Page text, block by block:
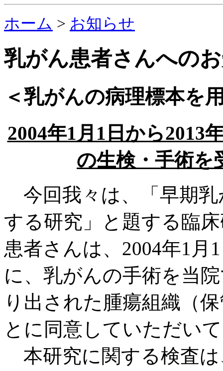
ホーム > お知らせ
乳がん患者さんへの
＜乳がんの病理標本を
2004年1月1日から2013
の生検・手術を
今回我々は、「早期乳
する研究」と題する臨
患者さんは、2004年1月
に、乳がんの手術を当
り出された腫瘍組織（
とに同意していただい
本研究に関する検査